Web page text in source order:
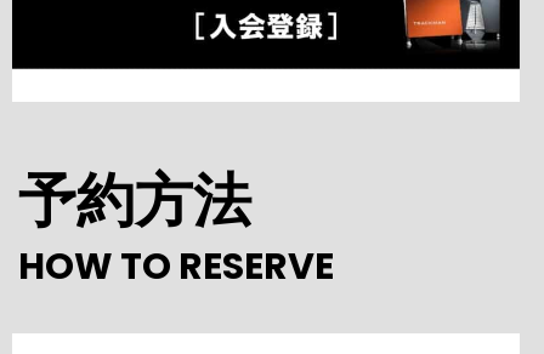
予約方法
HOW TO RESERVE